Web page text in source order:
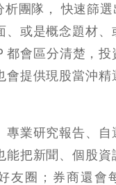
析團隊， 快速篩
、或是概念題材、
都會區分清楚，
會提供現股當沖
專業研究報告、自
能把新聞、個股
友圈；券商還會